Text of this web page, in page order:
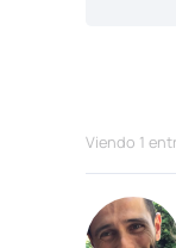
Viendo 1